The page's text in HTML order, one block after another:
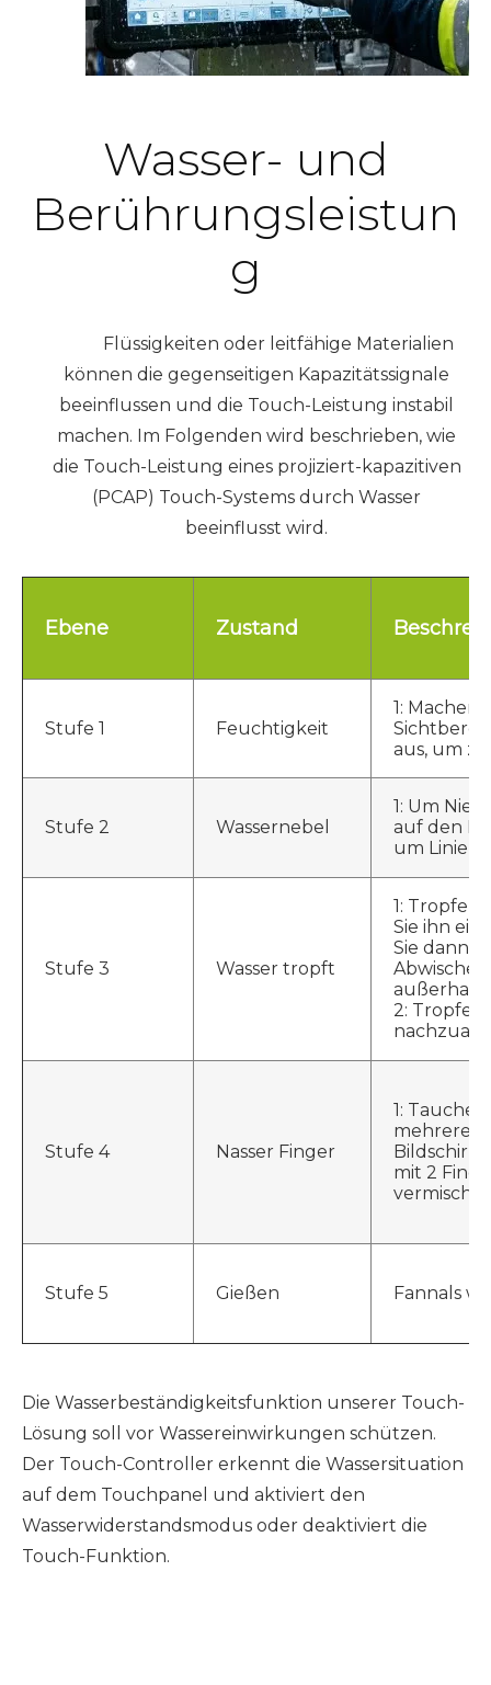
Wasser- und
Berührungsleistun
g
Flüssigkeiten oder leitfähige Materialien
können die gegenseitigen Kapazitätssignale
beeinflussen und die Touch-Leistung instabil
machen. Im Folgenden wird beschrieben, wie
die Touch-Leistung eines projiziert-kapazitiven
(PCAP) Touch-Systems durch Wasser
beeinflusst wird.
Ebene Zustand
Stufe 1 Feuchtigkeit
1: Machen
aus, um
Stufe 2 Wassernebel
1: Um
auf den
um Linien
Stufe 3 Wasser tropft
1: Tropfen
Sie ihn
Sie dann,
außerhalb
2: Tropfen
Stufe 4 Nasser Finger
1:
mehrere
mit 2
Stufe 5 Gießen Fannals
Die Wasserbeständigkeitsfunktion unserer Touch-
Lösung soll vor Wassereinwirkungen schützen.
Der Touch-Controller erkennt die Wassersituation
auf dem Touchpanel und aktiviert den
Wasserwiderstandsmodus oder deaktiviert die
Touch-Funktion.